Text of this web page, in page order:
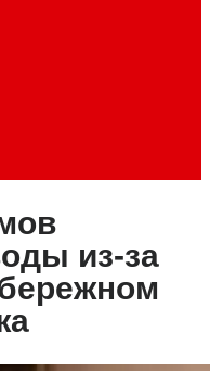
из-за